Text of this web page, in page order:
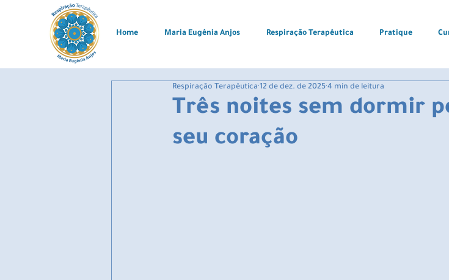
Home Maria Eugênia Anjos Respiração Terapêutica Pratique
Três noites sem dormir
seu coração
Respiração Terapêutica 12 de dez. de 2025 4 min de leitura